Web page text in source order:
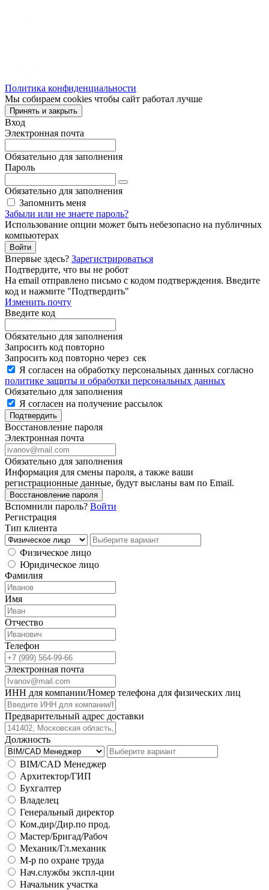
Политика конфиденциальности
Мы собираем cookies чтобы сайт работал лучше
Принять и закрыть
Вход
Электронная почта
Обязательно для заполнения
Пароль
Обязательно для заполнения
Запомнить меня
Забыли или не знаете пароль?
Использование опции может быть небезопасно на публичных
компьютерах
Войти
Впервые здесь? Зарегистрироваться
Подтвердите, что вы не робот
Ha email отправлено письмо с кодом подтверждения. Введите
код и нажмите "Подтвердить"
Изменить почту
Введите код
Обязательно для заполнения
Запросить код повторно
Запросить код повторно через сек
Я согласен на обработку персональных данных согласно
политике защиты и обработки персональных данных
Обязательно для заполнения
Я согласен на получение рассылок
Подтвердить
Восстановление пароля
Электронная почта
Обязательно для заполнения
Информация для смены пароля, а также ваши
регистрационные данные, будут высланы вам по Email.
Восстановление пароля
Вспомнили пароль? Войти
Регистрация
Тип клиента
Физическое лицо
Юридическое лицо
Фамилия
Имя
Отчество
Телефон
Электронная почта
ИНН для компании/Номер телефона для физических лиц
Предварительный адрес доставки
Должность
BIM/CAD Менеджер
Архитектор/ГИП
Бухгалтер
Владелец
Генеральный директор
Ком.дир/Дир.по прод.
Мастер/Бригад/Рабоч
Механик/Гл.механик
М-р по охране труда
Нач.службы экспл-ции
Начальник участка